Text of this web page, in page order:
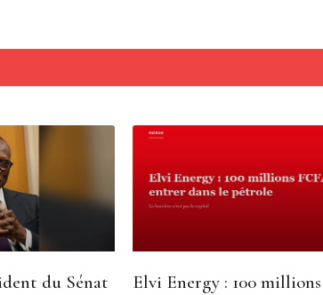
du Sénat
Elvi Energy : 100